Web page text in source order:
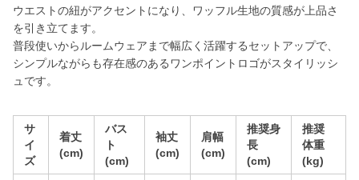
ウエストの紐がアクセントになり、ワッフル生地の質感が上品さ
を引き立てます。
普段使いからルームウェアまで幅広く活躍するセットアップで、
シンプルながらも存在感のあるワンポイントロゴがスタイリッシ
ュです。
サ
イ
ズ
着丈
(cm)
バス
ト
(cm)
袖丈
(cm)
肩幅
(cm)
推奨身
長
(cm)
推奨
体重
(kg)